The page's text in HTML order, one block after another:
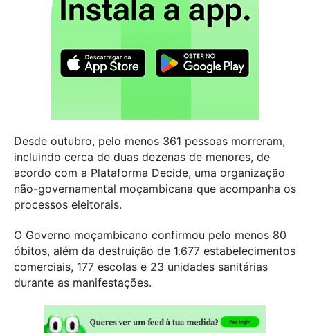
Desde outubro, pelo menos 361 pessoas morreram,
incluindo cerca de duas dezenas de menores, de
acordo com a Plataforma Decide, uma organização
não-governamental moçambicana que acompanha os
processos eleitorais.
O Governo moçambicano confirmou pelo menos 80
óbitos, além da destruição de 1.677 estabelecimentos
comerciais, 177 escolas e 23 unidades sanitárias
durante as manifestações.